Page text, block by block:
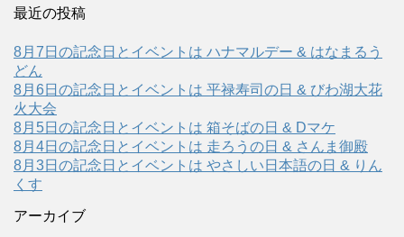
最近の投稿
8月7日の記念日とイベントは ハナマルデー & はなまるう
どん
8月6日の記念日とイベントは 平禄寿司の日 & びわ湖大花
火大会
8月5日の記念日とイベントは 箱そばの日 & Dマケ
8月4日の記念日とイベントは 走ろうの日 & さんま御殿
8月3日の記念日とイベントは やさしい日本語の日 & りん
くす
アーカイブ